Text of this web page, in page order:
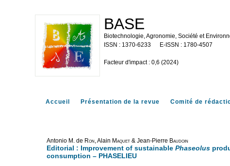
BASE
Biotechnologie, Agronomie, Société et
1370-6233
1780-4507
Facteur d'impact : 0,6 (2024)
Accueil Présentation de la revue Comité de
Antonio M. de Ron, Alain Maquet & Jean-Pierre Baudoin
Editorial : Improvement of sustainable Phaseolus
consumption – PHASELIEU